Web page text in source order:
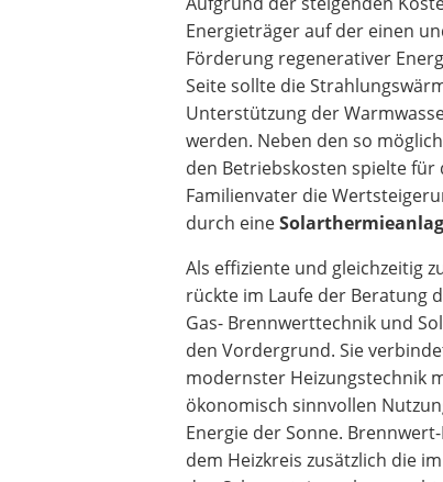
Energieträger auf der einen
Förderung regenerativer
Seite sollte die
Unterstützung der
werden. Neben den so
den Betriebskosten spielte
Familienvater die
durch eine
Als effiziente und gleichzeitig
rückte im Laufe der Beratung
Gas- Brennwerttechnik und
den Vordergrund. Sie
modernster Heizungstechnik
ökonomisch sinnvollen
Energie der Sonne.
dem Heizkreis zusätzlich die